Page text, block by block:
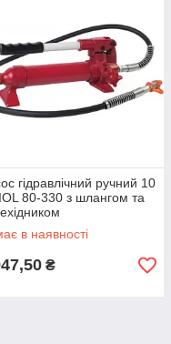
гідравлічний ручний 10
80-330 з шлангом та
в наявності
₴